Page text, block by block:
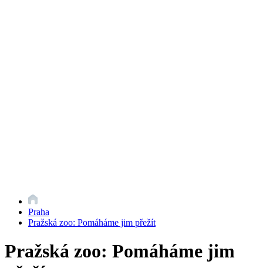
Praha
Pražská zoo: Pomáháme jim přežít
Pražská zoo: Pomáháme jim